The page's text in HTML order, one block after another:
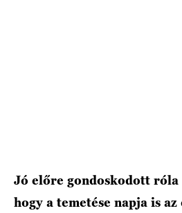
Jó előre gondoskodott
hogy a temetése napja is